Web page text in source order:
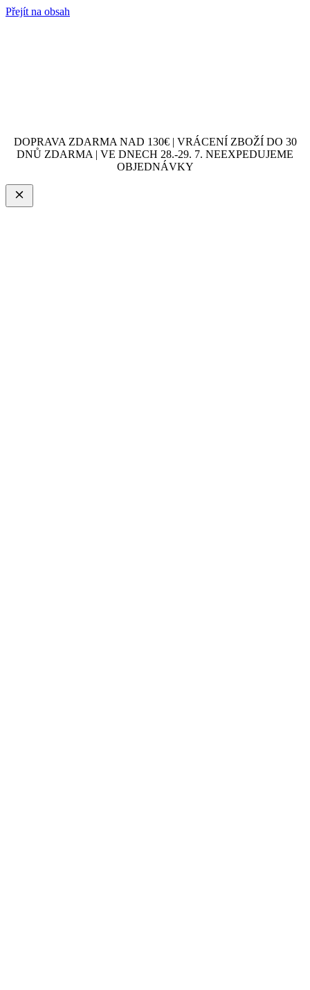
Přejít na obsah
DOPRAVA ZDARMA NAD 130€ | VRÁCENÍ ZBOŽÍ DO 30
DNŮ ZDARMA | VE DNECH 28.-29. 7. NEEXPEDUJEME
OBJEDNÁVKY